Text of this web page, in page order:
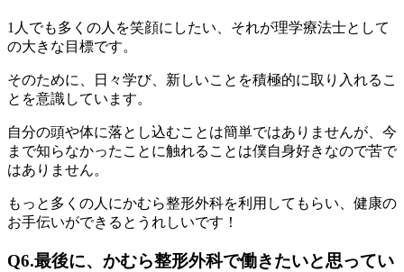
1人でも多くの人を笑顔にしたい、それが理学療法士として
の大きな目標です。
そのために、日々学び、新しいことを積極的に取り入れるこ
とを意識しています。
自分の頭や体に落とし込むことは簡単ではありませんが、今
まで知らなかったことに触れることは僕自身好きなので苦で
はありません。
もっと多くの人にかむら整形外科を利用してもらい、健康の
お手伝いができるとうれしいです！
Q6.最後に、かむら整形外科で働きたいと思ってい